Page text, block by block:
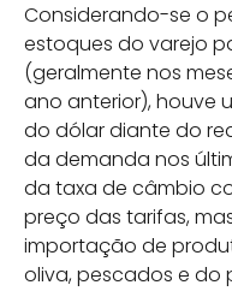
Considerando-se o
estoques do varejo
(geralmente nos
ano anterior), houve
do dólar diante do
da demanda nos
da taxa de câmbio
preço das tarifas,
importação de
oliva, pescados e do